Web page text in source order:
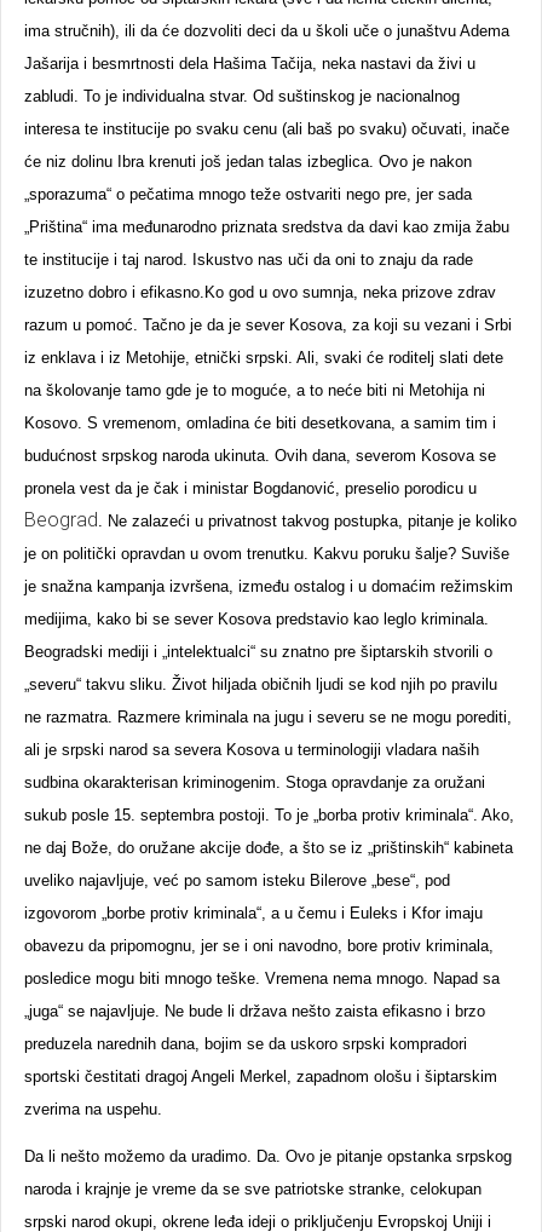
ima stručnih), ili da će dozvoliti deci da u školi uče o junaštvu Adema
Jašarija i besmrtnosti dela Hašima Tačija, neka nastavi da živi u
zabludi. To je individualna stvar. Od suštinskog je nacionalnog
interesa te institucije po svaku cenu (ali baš po svaku) očuvati, inače
će niz dolinu Ibra krenuti još jedan talas izbeglica. Ovo je nakon
„sporazuma“ o pečatima mnogo teže ostvariti nego pre, jer sada
„Priština“ ima međunarodno priznata sredstva da davi kao zmija žabu
te institucije i taj narod. Iskustvo nas uči da oni to znaju da rade
izuzetno dobro i efikasno.Ko god u ovo sumnja, neka prizove zdrav
razum u pomoć. Tačno je da je sever Kosova, za koji su vezani i Srbi
iz enklava i iz Metohije, etnički srpski. Ali, svaki će roditelj slati dete
na školovanje tamo gde je to moguće, a to neće biti ni Metohija ni
Kosovo. S vremenom, omladina će biti desetkovana, a samim tim i
budućnost srpskog naroda ukinuta. Ovih dana, severom Kosova se
pronela vest da je čak i ministar Bogdanović, preselio porodicu u
Beograd. Ne zalazeći u privatnost takvog postupka, pitanje je koliko
je on politički opravdan u ovom trenutku. Kakvu poruku šalje? Suviše
je snažna kampanja izvršena, između ostalog i u domaćim režimskim
medijima, kako bi se sever Kosova predstavio kao leglo kriminala.
Beogradski mediji i „intelektualci“ su znatno pre šiptarskih stvorili o
„severu“ takvu sliku. Život hiljada običnih ljudi se kod njih po pravilu
ne razmatra. Razmere kriminala na jugu i severu se ne mogu porediti,
ali je srpski narod sa severa Kosova u terminologiji vladara naših
sudbina okarakterisan kriminogenim. Stoga opravdanje za oružani
sukub posle 15. septembra postoji. To je „borba protiv kriminala“. Ako,
ne daj Bože, do oružane akcije dođe, a što se iz „prištinskih“ kabineta
uveliko najavljuje, već po samom isteku Bilerove „bese“, pod
izgovorom „borbe protiv kriminala“, a u čemu i Euleks i Kfor imaju
obavezu da pripomognu, jer se i oni navodno, bore protiv kriminala,
posledice mogu biti mnogo teške. Vremena nema mnogo. Napad sa
„juga“ se najavljuje. Ne bude li država nešto zaista efikasno i brzo
preduzela narednih dana, bojim se da uskoro srpski kompradori
sportski čestitati dragoj Angeli Merkel, zapadnom ološu i šiptarskim
zverima na uspehu.
Da li nešto možemo da uradimo. Da. Ovo je pitanje opstanka srpskog
naroda i krajnje je vreme da se sve patriotske stranke, celokupan
srpski narod okupi, okrene leđa ideji o priključenju Evropskoj Uniji i